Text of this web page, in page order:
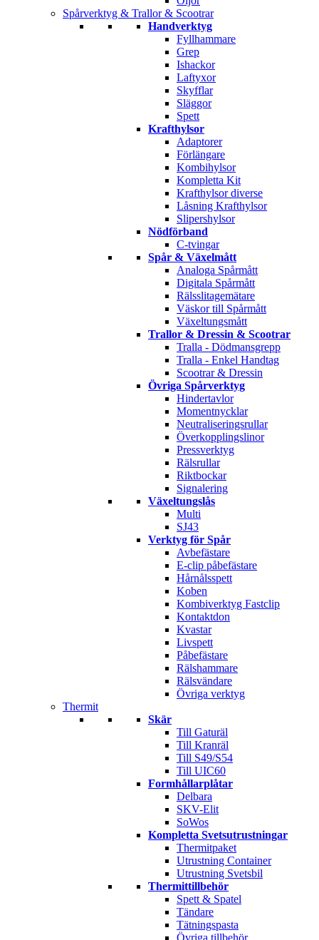
Spårverktyg & Trallor & Scootrar
Handverktyg
Fyllhammare
Grep
Ishackor
Laftyxor
Skyfflar
Släggor
Spett
Krafthylsor
Adaptorer
Förlängare
Kombihylsor
Kompletta Kit
Krafthylsor diverse
Låsning Krafthylsor
Slipershylsor
Nödförband
C-tvingar
Spår & Växelmått
Analoga Spårmått
Digitala Spårmått
Rälsslitagemätare
Väskor till Spårmått
Växeltungsmått
Trallor & Dressin & Scootrar
Tralla - Dödmansgrepp
Tralla - Enkel Handtag
Scootrar & Dressin
Övriga Spårverktyg
Hindertavlor
Momentnycklar
Neutraliseringsrullar
Överkopplingslinor
Pressverktyg
Rälsrullar
Riktbockar
Signalering
Växeltungslås
Multi
SJ43
Verktyg för Spår
Avbefästare
E-clip påbefästare
Hårnålsspett
Koben
Kombiverktyg Fastclip
Kontaktdon
Kvastar
Livspett
Påbefästare
Rälshammare
Rälsvändare
Övriga verktyg
Thermit
Skär
Till Gaturäl
Till Kranräl
Till S49/S54
Till UIC60
Formhållarplåtar
Delbara
SKV-Elit
SoWos
Kompletta Svetsutrustningar
Thermitpaket
Utrustning Container
Utrustning Svetsbil
Thermittillbehör
Spett & Spatel
Tändare
Tätningspasta
Övriga tillbehör